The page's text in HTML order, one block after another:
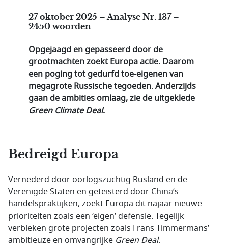
27 oktober 2025 – Analyse Nr. 137 –
2450 woorden
Opgejaagd en gepasseerd door de
grootmachten zoekt Europa actie. Daarom
een poging tot gedurfd toe-eigenen van
megagrote Russische tegoeden. Anderzijds
gaan de ambities omlaag, zie de uitgeklede
Green Climate Deal.
Bedreigd Europa
Vernederd door oorlogszuchtig Rusland en de
Verenigde Staten en geteisterd door China’s
handelspraktijken, zoekt Europa dit najaar nieuwe
prioriteiten zoals een ‘eigen’ defensie. Tegelijk
verbleken grote projecten zoals Frans Timmermans’
ambitieuze en omvangrijke Green Deal.